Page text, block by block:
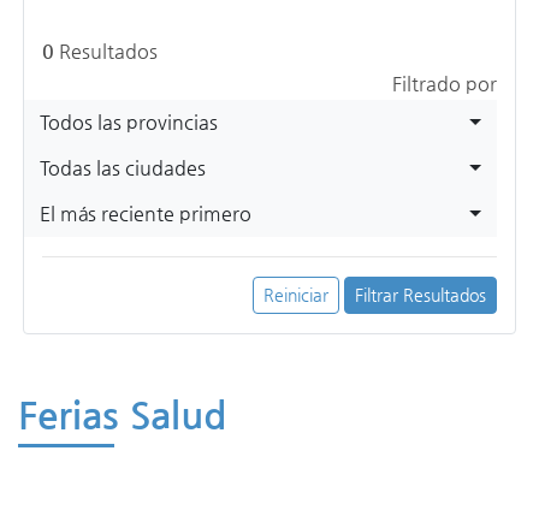
0 Resultados
Filtrado por
Todos las provincias
Todas las ciudades
El más reciente primero
Reiniciar Filtrar Resultados
Ferias Salud